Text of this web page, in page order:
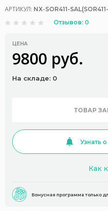
АРТИКУЛ: NX-SOR411-
Отзывов: 0
ЦЕНА
9800 руб.
На складе: 0
ТОВАР
Узнать
Как
Бонусная программа только